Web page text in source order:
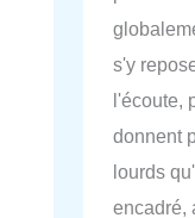
s'y
l'écoute,
donnent
lourds
encadré,